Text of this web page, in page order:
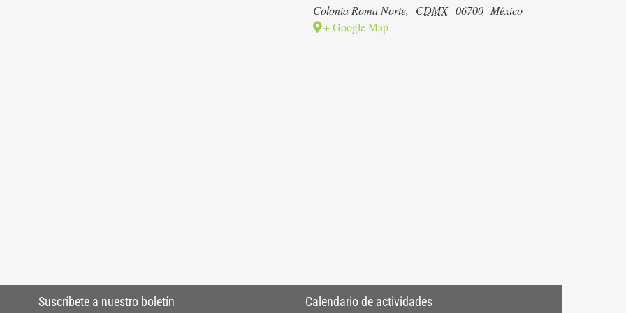
Colonia Roma Norte, CDMX 06700 México
+ Google Map
Suscríbete a nuestro boletín Calendario de actividades